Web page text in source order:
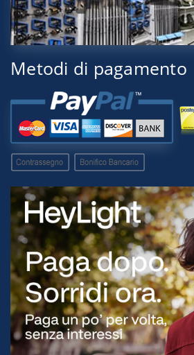
Metodi di pagamento